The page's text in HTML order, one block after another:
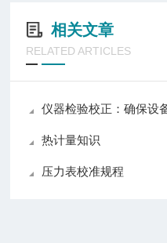
相关文章
RELATED ARTICLES
仪器检验校正：确保设
热计量知识
压力表校准规程